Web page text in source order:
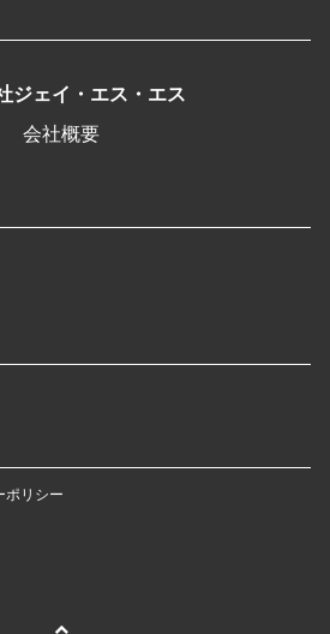
ジェイ・エス・エス
会社概要
ポリシー